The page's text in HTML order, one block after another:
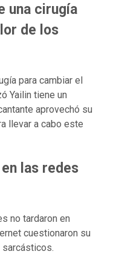
una cirugía
de los
para cambiar el
Yailin tiene un
aprovechó su
llevar a cabo este
las redes
no tardaron en
cuestionaron su
sarcásticos.